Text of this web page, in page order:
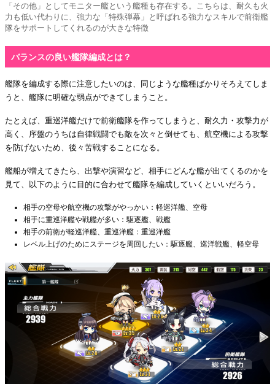
「その他」としてモニター艦という艦種も存在する。こちらは、耐久も火
力も低い代わりに、強力な「特殊弾幕」と呼ばれる強力なスキルで前衛艦
隊をサポートしてくれるのが大きな特徴
バランスの良い艦隊編成とは？
艦隊を編成する際に注意したいのは、同じような艦種ばかりそろえてしま
うと、艦隊に明確な弱点ができてしまうこと。
たとえば、重巡洋艦だけで前衛艦隊を作ってしまうと、耐久力・攻撃力が
高く、序盤のうちは自律戦闘でも敵を次々と倒せても、航空機による攻撃
を防げないため、後々苦戦することになる。
艦船が増えてきたら、出撃や演習など、相手にどんな艦が出てくるのかを
見て、以下のように目的に合わせて艦隊を編成していくといいだろう。
相手の空母や航空機の攻撃がやっかい：軽巡洋艦、空母
相手に重巡洋艦や戦艦が多い：駆逐艦、戦艦
相手の前衛が軽巡洋艦、重巡洋艦：重巡洋艦
レベル上げのためにステージを周回したい：駆逐艦、巡洋戦艦、軽空母